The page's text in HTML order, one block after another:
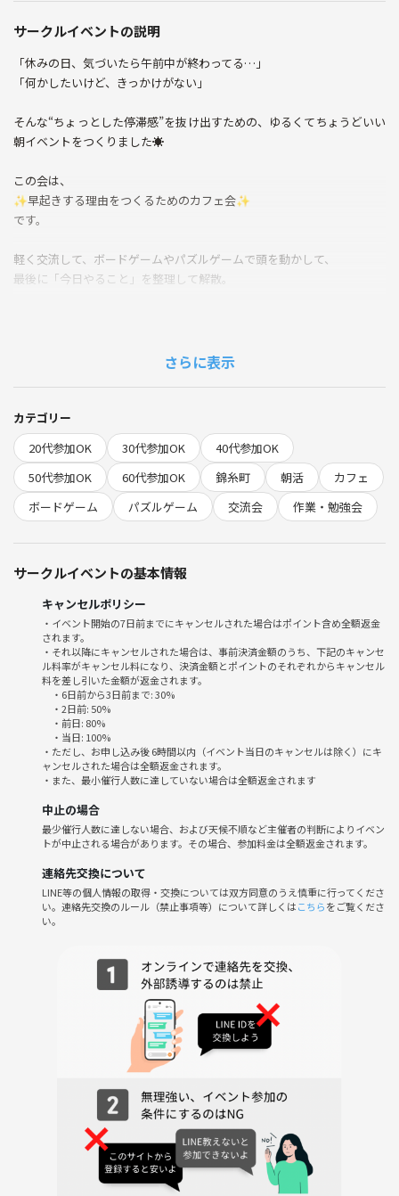
サークルイベントの説明
「休みの日、気づいたら午前中が終わってる…」
「何かしたいけど、きっかけがない」
そんな“ちょっとした停滞感”を抜け出すための、ゆるくてちょうどいい
朝イベントをつくりました☀️
この会は、
✨️早起きする理由をつくるためのカフェ会✨️
です。
軽く交流して、ボードゲームやパズルゲームで頭を動かして、
最後に「今日やること」を整理して解散。
■こんな人におすすめ
・朝を有効活用したい
・ダラっとした休日を変えたい
・ゆるく人と繋がりたい
・ボードゲームが好き or 興味ある
★日時
（途中参加・途中退出OK）
★参加費
500円（➕ご自身の飲食代）
エクセルシオール カフェ
アルカキット錦糸町店
★スケジュール
7:00 お店前に集合
7:15 自己紹介
7:30 ゆるくボードゲーム
8:15 終了
8:20 今日やることをリスト化
8:30 解散
ネットワークビジネス、宗教、ビジネスの勧誘は禁止です
「朝を制する者が1日を制する」
…とまでは言わないですが、
ちょっとだけいいスタートを切れる時間を一緒につくれたら嬉しいです
気軽にご参加ください！
さらに表示
カテゴリー
20代参加OK
30代参加OK
40代参加OK
50代参加OK
60代参加OK 錦糸町 朝活
カフェ
ボードゲーム
パズルゲーム 交流会 作業・勉強会
サークルイベントの基本情報
キャンセルポリシー
・イベント開始の7日前までにキャンセルされた場合はポイント含め全額返金
されます。
・それ以降にキャンセルされた場合は、事前決済金額のうち、下記のキャンセ
ル料率がキャンセル料になり、決済金額とポイントのそれぞれからキャンセル
料を差し引いた金額が返金されます。
・6日前から3日前まで: 30%
・2日前: 50%
・前日: 80%
・当日: 100%
・ただし、お申し込み後 6時間以内（イベント当日のキャンセルは除く）にキ
ャンセルされた場合は全額返金されます。
・また、最小催行人数に達していない場合は全額返金されます
中止の場合
最少催行人数に達しない場合、および天候不順など主催者の判断によりイベン
トが中止される場合があります。その場合、参加料金は全額返金されます。
連絡先交換について
LINE等の個人情報の取得・交換については双方同意のうえ慎重に行ってくださ
い。連絡先交換のルール（禁止事項等）について詳しくはこちらをご覧くださ
い。